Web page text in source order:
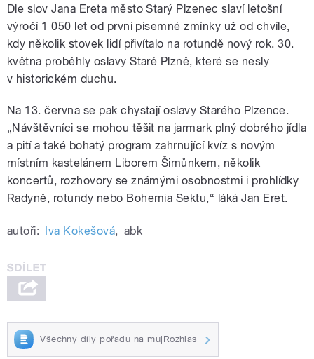
Dle slov Jana Ereta město Starý Plzenec slaví letošní
výročí 1 050 let od první písemné zmínky už od chvíle,
kdy několik stovek lidí přivítalo na rotundě nový rok. 30.
května proběhly oslavy Staré Plzně, které se nesly
v historickém duchu.
Na 13. června se pak chystají oslavy Starého Plzence.
„Návštěvníci se mohou těšit na jarmark plný dobrého jídla
a pití a také bohatý program zahrnující kvíz s novým
místním kastelánem Liborem Šimůnkem, několik
koncertů, rozhovory se známými osobnostmi i prohlídky
Radyně, rotundy nebo Bohemia Sektu,“ láká Jan Eret.
autoři: Iva Kokešová, abk
Všechny díly pořadu na mujRozhlas